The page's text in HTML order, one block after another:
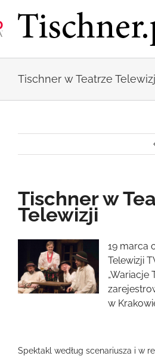
zawartości
Tischner w Teatrze
Tischner w
Telewizji
większy
obrazek
19 marca
Telewizji
„Wariacje
w
Spektakl według scenariusza i w